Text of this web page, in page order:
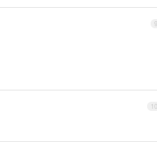
9
10